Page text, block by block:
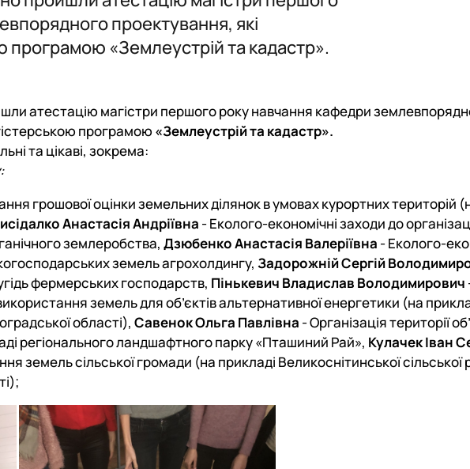
технічне забезпечення)
робіт
проектування, які
програмою «Землеустрій та кадастр».
атестацію магістри першого року навчання кафедри
програмою «Землеустрій та кадастр».
та цікаві, зокрема:
грошової оцінки земельних ділянок в умовах курортних територій
Анастасія Андріївна - Еколого-економічні заходи до
землеробства, Дзюбенко Анастасія Валеріївна - Еколого-
земель агрохолдингу, Задорожній Сергій
фермерських господарств, Пінькевич Владислав Володимирович
земель для об’єктів альтернативної енергетики (на
області), Савенок Ольга Павлівна - Організація території
регіонального ландшафтного парку «Пташиний Рай», Кулачек Іван
земель сільської громади (на прикладі Великоснітинської сільської